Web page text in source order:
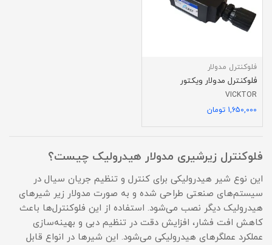
فلوکنترل مدولار
فلوکنترل مدولار ویکتور
VICKTOR
1,650,000 تومان
فلوکنترل زیرشیری مدولار هیدرولیک چیست؟
این نوع شیر هیدرولیکی برای کنترل و تنظیم جریان سیال در
سیستم‌های صنعتی طراحی شده و به صورت مدولار زیر شیرهای
هیدرولیک دیگر نصب می‌شود. استفاده از این فلوکنترل‌ها باعث
کاهش افت فشار، افزایش دقت در تنظیم دبی و بهینه‌سازی
عملکرد عملگرهای هیدرولیکی می‌شود. این شیرها در انواع قابل